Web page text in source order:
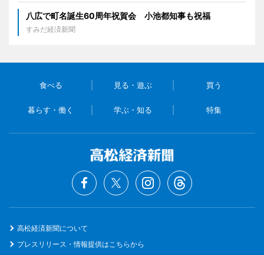
八広で町名誕生60周年祝賀会 小池都知事も祝福
すみだ経済新聞
食べる 見る・遊ぶ 買う
暮らす・働く 学ぶ・知る 特集
高松経済新聞について
プレスリリース・情報提供はこちらから